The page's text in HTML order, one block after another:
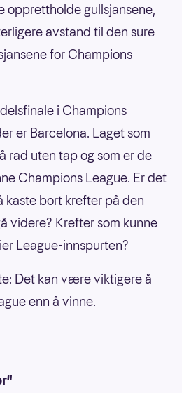
opprettholde gullsjansene,
avstand til den sure
for Champions
i Champions
er Barcelona. Laget som
rad uten tap og som er de
Champions League. Er det
kaste bort krefter på den
videre? Krefter som kunne
League-innspurten?
Det kan være viktigere å
enn å vinne.